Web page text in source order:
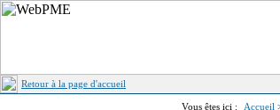
Retour à la page d'accueil
Vous êtes ici : Accueil